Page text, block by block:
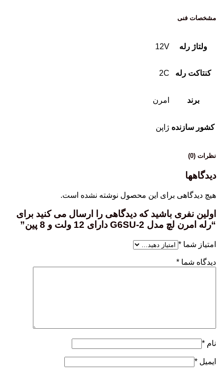
مشخصات فنی
ولتاژ رله 12V
کنتاکت رله 2C
برند امرن
کشور سازنده ژاپن
نظرات (0)
دیدگاهها
هیچ دیدگاهی برای این محصول نوشته نشده است.
اولین نفری باشید که دیدگاهی را ارسال می کنید برای
“رله امرن لچ مدل G6SU-2 دارای 12 ولت و 8 پین”
امتیاز شما *
دیدگاه شما *
نام *
ایمیل *